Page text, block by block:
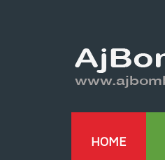
HOME